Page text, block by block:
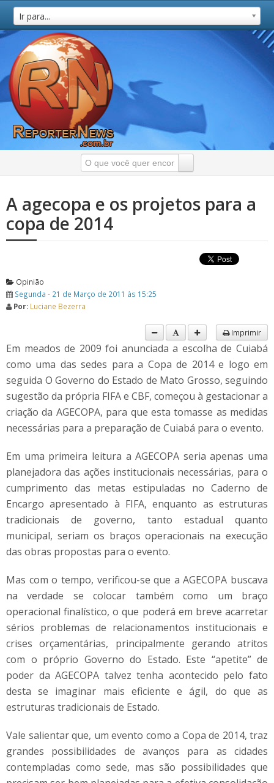
Ir para...
A agecopa e os projetos para a
copa de 2014
Opinião
Segunda - 21 de Março de 2011 às 15:25
Por: Luciane Bezerra
Imprimir
Em meados de 2009 foi anunciada a escolha de Cuiabá
como uma das sedes para a Copa de 2014 e logo em
seguida O Governo do Estado de Mato Grosso, seguindo
sugestão da própria FIFA e CBF, começou à gestacionar a
criação da AGECOPA, para que esta tomasse as medidas
necessárias para a preparação de Cuiabá para o evento.
Em uma primeira leitura a AGECOPA seria apenas uma
planejadora das ações institucionais necessárias, para o
cumprimento das metas estipuladas no Caderno de
Encargo apresentado à FIFA, enquanto as estruturas
tradicionais de governo, tanto estadual quanto
municipal, seriam os braços operacionais na execução
das obras propostas para o evento.
Mas com o tempo, verificou-se que a AGECOPA buscava
na verdade se colocar também como um braço
operacional finalístico, o que poderá em breve acarretar
sérios problemas de relacionamentos institucionais e
crises orçamentárias, principalmente gerando atritos
com o próprio Governo do Estado. Este “apetite” de
poder da AGECOPA talvez tenha acontecido pelo fato
desta se imaginar mais eficiente e ágil, do que as
estruturas tradicionais de Estado.
Vale salientar que, um evento como a Copa de 2014, traz
grandes possibilidades de avanços para as cidades
contempladas como sede, mas são possibilidades que